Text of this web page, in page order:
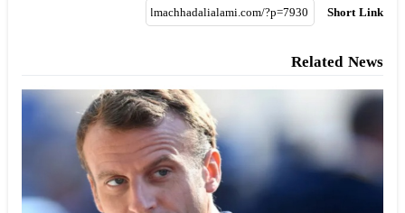
Short Link
Related News